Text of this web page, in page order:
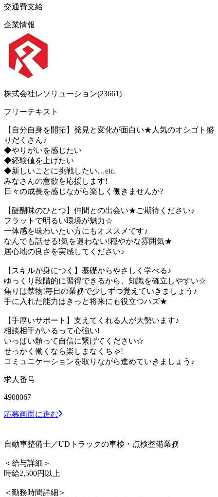
交通費支給
企業情報
株式会社レソリューション(23661)
フリーテキスト
【自分自身を開拓】発見と変化が面白い★人気のオシゴト盛
りだくさん♪
◆やりがいを感じたい
◆経験値を上げたい
◆新しいことに挑戦したい…etc.
みなさんの意欲を応援します!
日々の成長を感じながら楽しく働きませんか?
【醍醐味のひとつ】仲間との出会い★ご期待ください♪
フラットで明るい環境が魅力☆
一体感を味わいたい方にもオススメです♪
なんでも話せる!気を遣わない!穏やかな雰囲気★
居心地の良さを実感してください♪
【スキルが身につく】基礎からやさしく学べる♪
ゆっくり段階的に習得できるから、知識を確立しやすい☆
焦りは禁物!毎日の業務で少しずつ覚えていきましょう♪
手に入れた能力はきっと将来にも役立つハズ★
【手厚いサポート】支えてくれる人が大勢います♪
相談相手がいるって心強い!
いっぱい頼って自信に繋げてください☆
せっかく働くなら楽しまなくちゃ!
コミュニケーションを取りながら進めていきましょう♪
求人番号
4908067
応募画面に進む
自動車整備士／UDトラックの車検・点検整備業務
＜給与詳細＞
時給2,500円以上
＜勤務時間詳細＞